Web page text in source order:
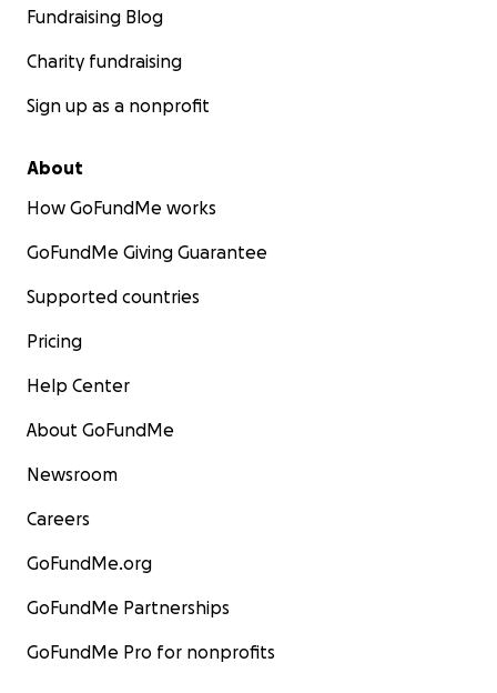
Fundraising Blog
Charity fundraising
Sign up as a nonprofit
About
How GoFundMe works
GoFundMe Giving Guarantee
Supported countries
Pricing
Help Center
About GoFundMe
Newsroom
Careers
GoFundMe.org
GoFundMe Partnerships
GoFundMe Pro for nonprofits